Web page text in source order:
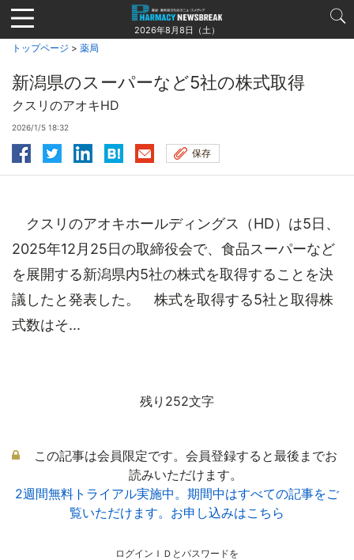
Jump
to
navigation
2026年8月8日（土）
トップページ > 薬局
新潟県のスーパーなど5社の株式取得
クスリのアオキHD
2026/1/5 18:32
保存
クスリのアオキホールディングス（HD）は5日、
2025年12月25日の取締役会で、食品スーパーなど
を展開する新潟県内5社の株式を取得することを決
議したと発表した。 株式を取得する5社と取得株
式数はそ...
残り252文字
この記事は会員限定です。会員登録すると最後までお
読みいただけます。
2週間無料トライアル実施中。期間中はすべての記事をご
覧いただけます。お申し込みはこちら
ログインＩＤとパスワードを